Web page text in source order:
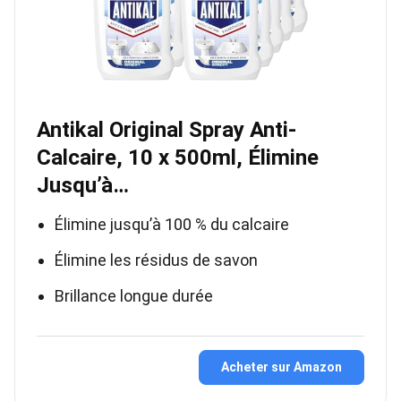
Antikal Original Spray Anti-
Calcaire, 10 x 500ml, Élimine
Jusqu’à…
Élimine jusqu’à 100 % du calcaire
Élimine les résidus de savon
Brillance longue durée
Acheter sur Amazon